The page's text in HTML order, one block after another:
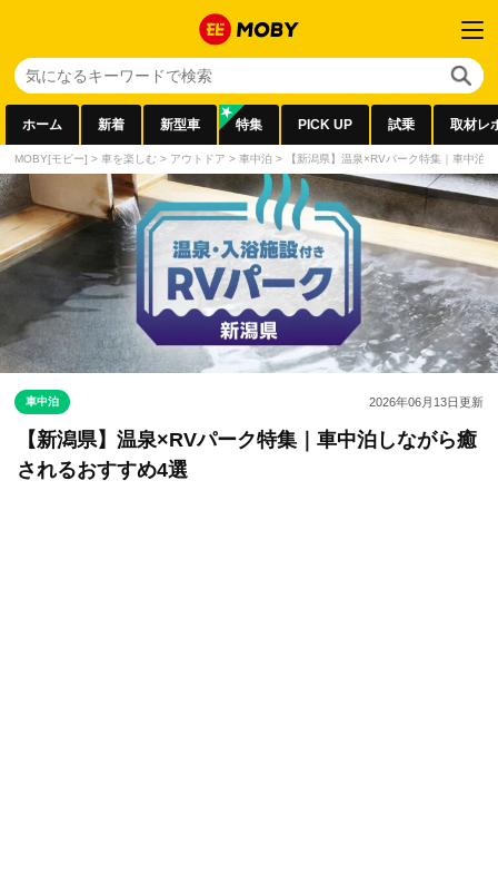
ホーム 新着 新型車 特集 PICK UP 試乗 取材レ
MOBY[モビー] > 車を楽しむ > アウトドア > 車中泊 > 【新潟県】温泉×RVパーク特集｜車中泊
車中泊 2026年06月13日更新
【新潟県】温泉×RVパーク特集｜車中泊しながら癒
されるおすすめ4選